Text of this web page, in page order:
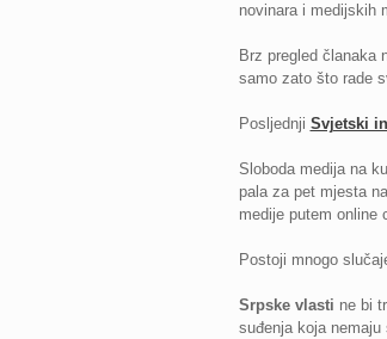
novinara i medijskih
Brz pregled članaka
samo zato što rade
Posljednji Svjetski
Sloboda medija na
pala za pet mjesta
medije putem online
Postoji mnogo
Srpske vlasti ne bi
suđenja koja